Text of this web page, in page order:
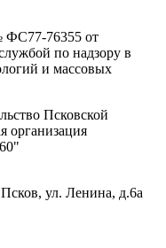
76355 от
по надзору в
и массовых
Псковской
организация
ул. Ленина, д.6а